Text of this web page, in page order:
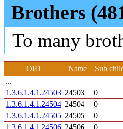
Brothers
To many
OID Name Sub
...
1.3.6.1.4.1.24503 24503 0
1.3.6.1.4.1.24504 24504 0
1.3.6.1.4.1.24505 24505 0
1.3.6.1.4.1.24506 24506 0